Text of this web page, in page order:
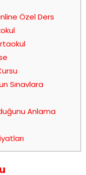
Özel Ders
Sınavlara
Anlama